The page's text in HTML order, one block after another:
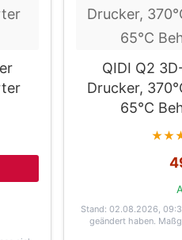
QIDI Q2
Drucker,
65°C
Stand: 02.08.2026,
geändert haben.